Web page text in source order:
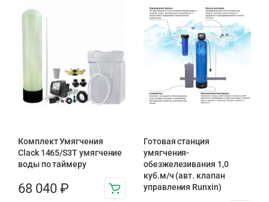
Комплект Умягчения
Clack 1465/S3T умягчение
воды по таймеру
68 040 ₽
Готовая станция
умягчения-
обезжелезивания 1,0
куб.м/ч (авт. клапан
управления Runxin)